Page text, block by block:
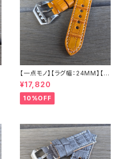
【一点モノ】【ラグ幅：24MM】【手
縫い】【ストレート型】【2P-ALLB
R24S-1】アリゲーター 腹ワニ
テイル タバック/オレンジイエロ
ー 国産なめしの本革 下地 ヌメ
LEVEL7
¥17,820
10%OFF